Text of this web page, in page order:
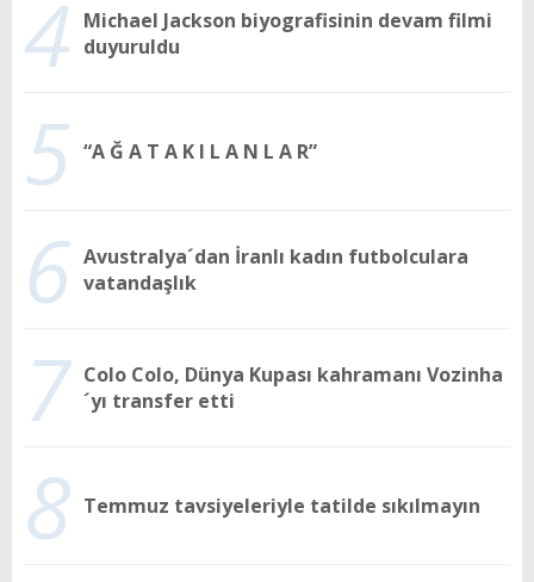
4 Michael Jackson biyografisinin devam filmi
duyuruldu
5 “A Ğ A T A K I L A N L A R”
6 Avustralya´dan İranlı kadın futbolculara
vatandaşlık
7 Colo Colo, Dünya Kupası kahramanı Vozinha
´yı transfer etti
8 Temmuz tavsiyeleriyle tatilde sıkılmayın